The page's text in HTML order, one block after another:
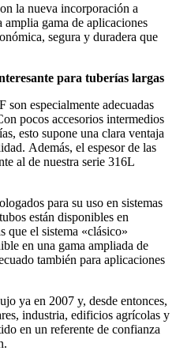
la nueva incorporación a
amplia gama de aplicaciones
segura y duradera que
para tuberías largas
especialmente adecuadas
pocos accesorios intermedios
esto supone una clara ventaja
Además, el espesor de las
al de nuestra serie 316L
para su uso en sistemas
están disponibles en
que el sistema «clásico»
en una gama ampliada de
también para aplicaciones
ya en 2007 y, desde entonces,
industria, edificios agrícolas y
en un referente de confianza